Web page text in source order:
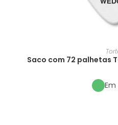
Saco com 72 palhetas